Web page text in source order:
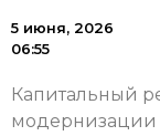
5 июня, 2026
06:55
Капитальный
модернизации